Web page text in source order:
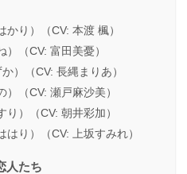
り）（CV: 本渡 楓）
（CV: 富田美憂）
）（CV: 長縄まりあ）
（CV: 瀬戸麻沙美）
）（CV: 朝井彩加）
り）（CV: 上坂すみれ）
人たち